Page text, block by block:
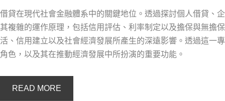
借貸在現代社會金融體系中的關鍵地位。透過探討個人借貸、
其複雜的運作原理，包括信用評估、利率制定以及擔保與無擔
活、信用建立以及社會經濟發展所產生的深遠影響。透過這一
角色，以及其在推動經濟發展中所扮演的重要功能。
READ MORE